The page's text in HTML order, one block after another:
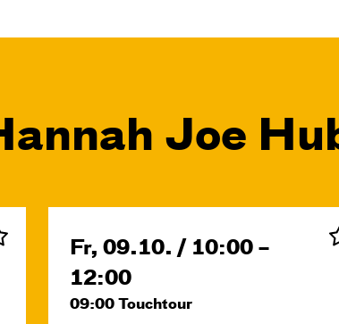
Joe
Fr, 09.10. / 10:00 –
12:00
09:00 Touchtour